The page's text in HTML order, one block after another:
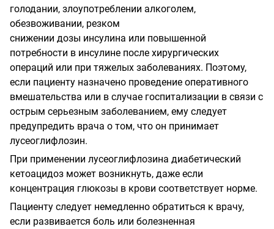
голодании, злоупотреблении алкоголем,
обезвоживании, резком
снижении дозы инсулина или повышенной
потребности в инсулине после хирургических
операций или при тяжелых заболеваниях. Поэтому,
если пациенту назначено проведение оперативного
вмешательства или в случае госпитализации в связи с
острым серьезным заболеванием, ему следует
предупредить врача о том, что он принимает
лусеоглифлозин.
При применении лусеоглифлозина диабетический
кетоацидоз может возникнуть, даже если
концентрация глюкозы в крови соответствует норме.
Пациенту следует немедленно обратиться к врачу,
если развивается боль или болезненная